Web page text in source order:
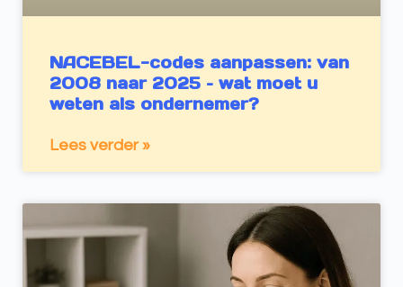
NACEBEL-codes aanpassen: van
2008 naar 2025 – wat moet u
weten als ondernemer?
Lees verder »